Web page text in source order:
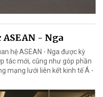
- Nga
hệ ASEAN - Nga được kỳ
tác mới, cũng như góp phần
mạng lưới liên kết kinh tế Á -